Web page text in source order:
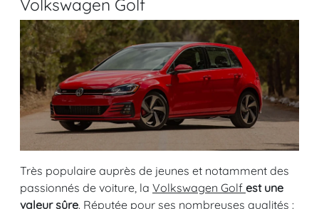
Volkswagen Golf
Très populaire auprès de jeunes et notamment des
passionnés de voiture, la Volkswagen Golf est une
valeur sûre. Réputée pour ses nombreuses qualités :